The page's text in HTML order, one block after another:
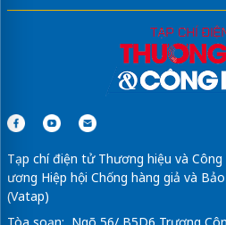
Tạp chí điện tử Thương hiệu và
ương Hiệp hội Chống hàng giả và
(Vatap)